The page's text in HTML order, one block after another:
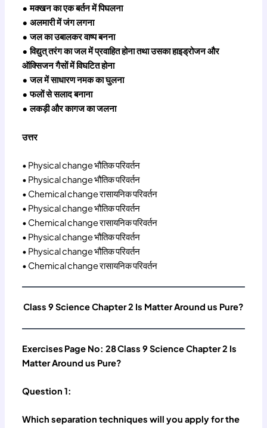
• मक्खन का एक बर्तन में पिघलना
• अलमारी में जंग लगना
• जल का उबालकर वाष्प बनना
• विद्युत् तरंग का जल में प्रवाहित होना तथा उसका हाइड्रोजन और
ऑक्सिजन गैसों में विघटित होना
• जल में साधारण नमक का घुलना
• फलों से सलाद बनाना
• लकड़ी और कागज का जलना
उत्तर
• Physical change भौतिक परिवर्तन
• Physical change भौतिक परिवर्तन
• Chemical change रासायनिक परिवर्तन
• Physical change भौतिक परिवर्तन
• Chemical change रासायनिक परिवर्तन
• Physical change भौतिक परिवर्तन
• Physical change भौतिक परिवर्तन
• Chemical change रासायनिक परिवर्तन
Class 9 Science Chapter 2 Is Matter Around us Pure?
Exercises Page No: 28Class 9 Science Chapter 2 Is
Matter Around us Pure?
Question 1:
Which separation techniques will you apply for the